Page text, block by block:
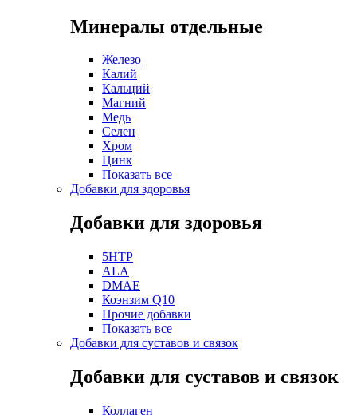
Минералы отдельные
Железо
Калий
Кальций
Магний
Медь
Селен
Хром
Цинк
Показать все
Добавки для здоровья
Добавки для здоровья
5HTP
ALA
DMAE
Коэнзим Q10
Прочие добавки
Показать все
Добавки для суставов и связок
Добавки для суставов и связок
Коллаген